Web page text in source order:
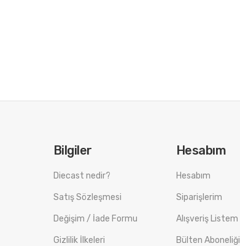
Bilgiler
Diecast nedir?
Satış Sözleşmesi
Değişim / İade Formu
Gizlilik İlkeleri
Hesabım
Hesabım
Siparişlerim
Alışveriş Listem
Bülten Aboneliği